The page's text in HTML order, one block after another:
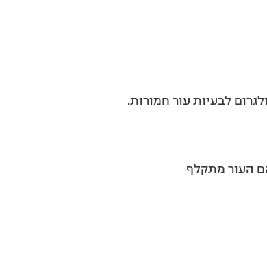
לבעיות עור חמורות.
העור מתקלף